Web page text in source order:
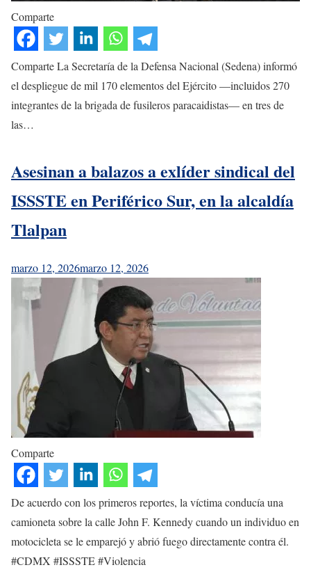
Comparte
Comparte La Secretaría de la Defensa Nacional (Sedena) informó
el despliegue de mil 170 elementos del Ejército —incluidos 270
integrantes de la brigada de fusileros paracaidistas— en tres de
las…
Asesinan a balazos a exlíder sindical del
ISSSTE en Periférico Sur, en la alcaldía
Tlalpan
marzo 12, 2026marzo 12, 2026
Comparte
De acuerdo con los primeros reportes, la víctima conducía una
camioneta sobre la calle John F. Kennedy cuando un individuo en
motocicleta se le emparejó y abrió fuego directamente contra él.
#CDMX #ISSSTE #Violencia